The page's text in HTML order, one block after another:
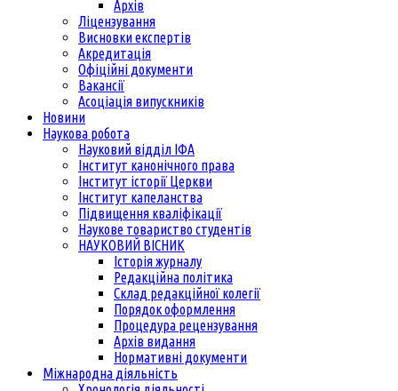
Архів
Ліцензування
Висновки експертів
Акредитація
Офіційні документи
Вакансії
Асоціація випускників
Новини
Наукова робота
Науковий відділ ІФА
Інститут канонічного права
Інститут історії Церкви
Інститут капеланства
Підвищення кваліфікації
Наукове товариство студентів
НАУКОВИЙ ВІСНИК
Історія журналу
Редакційна політика
Склад редакційної колегії
Порядок оформлення
Процедура рецензування
Архів видання
Нормативні документи
Міжнародна діяльність